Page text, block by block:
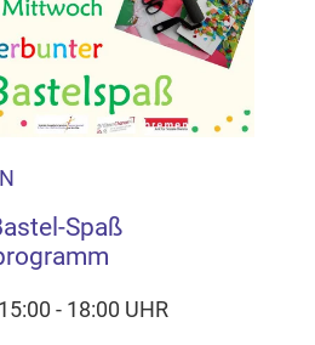
Spaß
- 18:00 UHR